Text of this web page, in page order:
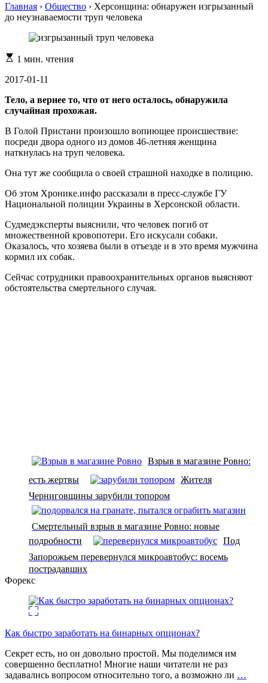
Главная › Общество › Херсонщина: обнаружен изгрызанный
до неузнаваемости труп человека
Расчетное
чтения
1 мин. чтения
2017-01-11
Тело, а вернее то, что от него осталось, обнаружила
случайная прохожая.
В Голой Пристани произошло вопиющее происшествие:
посреди двора одного из домов 46-летняя женщина
наткнулась на труп человека.
Она тут же сообщила о своей страшной находке в полицию.
Об этом Хронике.инфо рассказали в пресс-службе ГУ
Национальной полиции Украины в Херсонской области.
Судмедэксперты выяснили, что человек погиб от
множественной кровопотери. Его искусали собаки.
Оказалось, что хозяева были в отъезде и в это время мужчина
кормил их собак.
Сейчас сотрудники правоохранительных органов выясняют
обстоятельства смертельного случая.
Взрыв в магазине Ровно:
есть жертвы
Жителя
Черниговщины зарубили топором
Смертельный взрыв в магазине Ровно: новые
подробности
Под
Запорожьем перевернулся микроавтобус: восемь
пострадавших
Форекс
Как быстро заработать на бинарных опционах?
Секрет есть, но он довольно простой. Мы поделимся им
совершенно бесплатно! Многие наши читатели не раз
задавались вопросом относительно того, а возможно ли …